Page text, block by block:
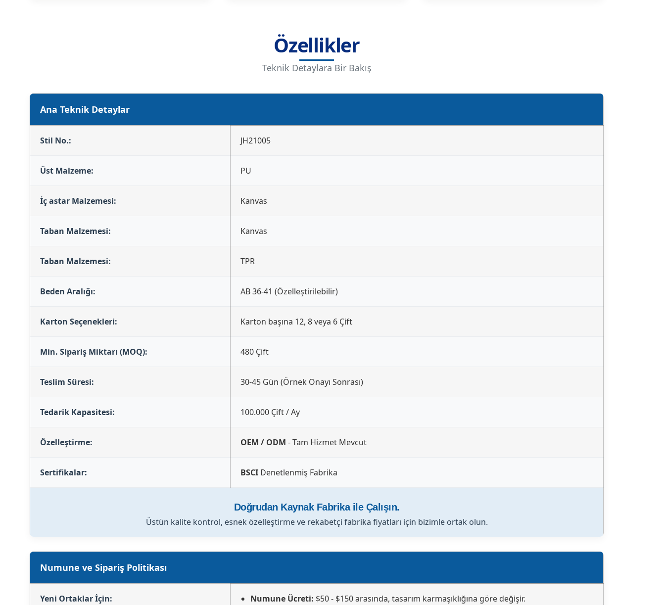
Özellikler
Teknik Detaylara Bir Bakış
Ana Teknik Detaylar
Stil No.: JH21005
Üst Malzeme: PU
İç astar Malzemesi: Kanvas
Taban Malzemesi: Kanvas
Taban Malzemesi: TPR
Beden Aralığı: AB 36-41 (Özelleştirilebilir)
Karton Seçenekleri: Karton başına 12, 8 veya 6 Çift
Min. Sipariş Miktarı (MOQ): 480 Çift
Teslim Süresi: 30-45 Gün (Örnek Onayı Sonrası)
Tedarik Kapasitesi: 100.000 Çift / Ay
Özelleştirme: OEM / ODM - Tam Hizmet Mevcut
Sertifikalar: BSCI Denetlenmiş Fabrika
Doğrudan Kaynak Fabrika ile Çalışın.
Üstün kalite kontrol, esnek özelleştirme ve rekabetçi fabrika fiyatları için bizimle ortak olun.
Numune ve Sipariş Politikası
Yeni Ortaklar İçin: Numune Ücreti: $50 - $150 arasında, tasarım karmaşıklığına göre değişir.